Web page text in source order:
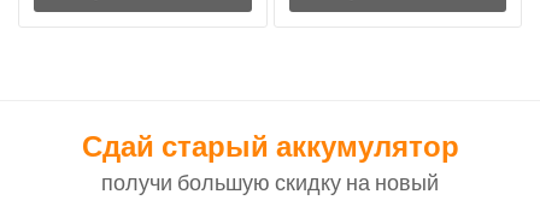
Сдай старый аккумулятор
получи большую скидку на новый